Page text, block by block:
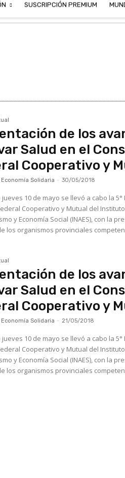
SUSCRIPCIÓN PREMIUM
de los
Salud en el
Cooperativo y
Solidaria - 30/05/2018
jueves 10 de mayo se llevó a cabo la 5°
Cooperativo y Mutual del
y Economía Social (INAES), con la
los organismos provinciales
de los
Salud en el
Cooperativo y
Solidaria - 21/05/2018
jueves 10 de mayo se llevó a cabo la 5°
Cooperativo y Mutual del
y Economía Social (INAES), con la
los organismos provinciales